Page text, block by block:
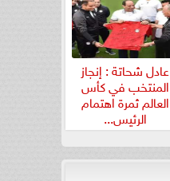
عادل شحاتة : إنجاز
المنتخب في كأس
العالم ثمرة اهتمام
الرئيس...